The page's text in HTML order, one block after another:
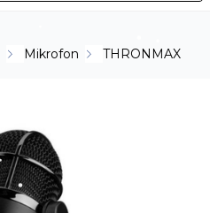
Mikrofon THRONMAX